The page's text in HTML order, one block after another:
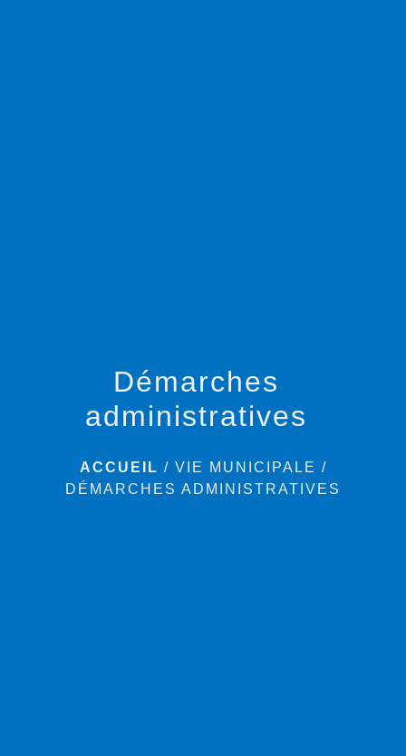
Démarches
administratives
ACCUEIL / VIE MUNICIPALE /
DÉMARCHES ADMINISTRATIVES